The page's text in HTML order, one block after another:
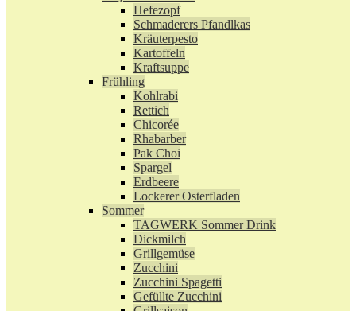
Hefezopf
Schmaderers Pfandlkas
Kräuterpesto
Kartoffeln
Kraftsuppe
Frühling
Kohlrabi
Rettich
Chicorée
Rhabarber
Pak Choi
Spargel
Erdbeere
Lockerer Osterfladen
Sommer
TAGWERK Sommer Drink
Dickmilch
Grillgemüse
Zucchini
Zucchini Spagetti
Gefüllte Zucchini